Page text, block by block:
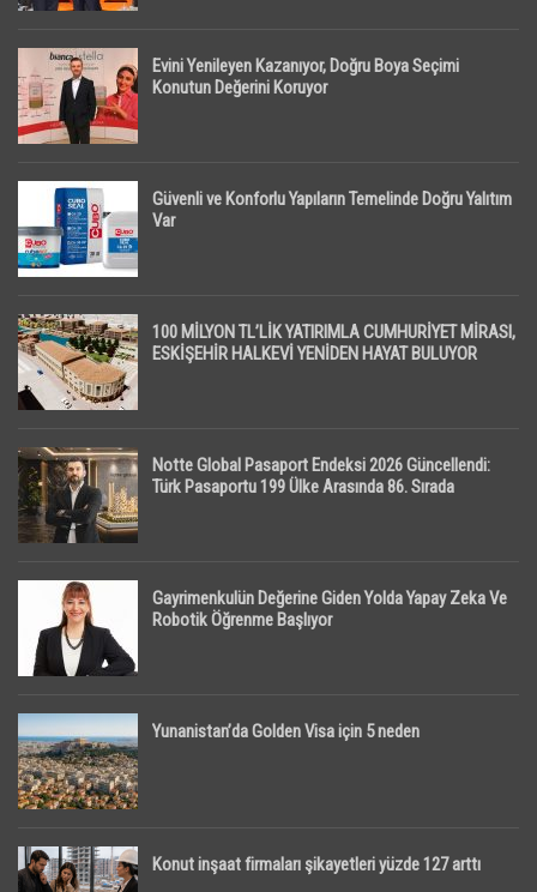
Evini Yenileyen Kazanıyor, Doğru Boya Seçimi
Konutun Değerini Koruyor
Güvenli ve Konforlu Yapıların Temelinde Doğru Yalıtım
Var
100 MİLYON TL’LİK YATIRIMLA CUMHURİYET MİRASI,
ESKİŞEHİR HALKEVİ YENİDEN HAYAT BULUYOR
Notte Global Pasaport Endeksi 2026 Güncellendi:
Türk Pasaportu 199 Ülke Arasında 86. Sırada
Gayrimenkulün Değerine Giden Yolda Yapay Zeka Ve
Robotik Öğrenme Başlıyor
Yunanistan’da Golden Visa için 5 neden
Konut inşaat firmaları şikayetleri yüzde 127 arttı